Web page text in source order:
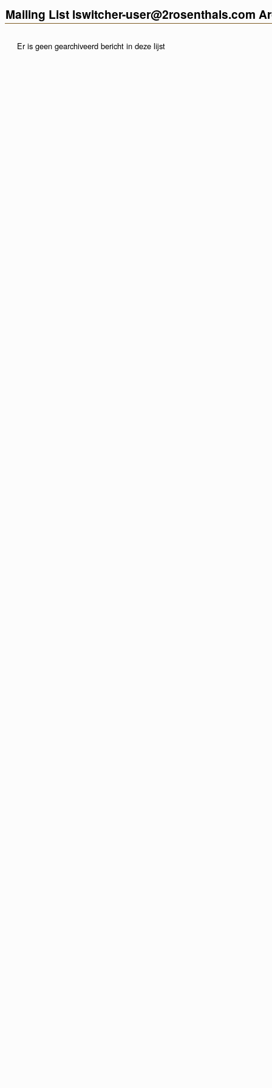
Mailing List lswitcher-user@2rosenthals.com
Er is geen gearchiveerd bericht in deze lijst